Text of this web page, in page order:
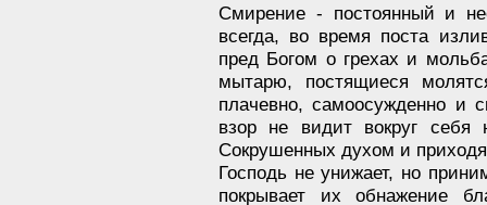
Смирение - постоянный и
всегда, во время поста
пред Богом о грехах и
мытарю, постящиеся
плачевно, самоосужденно и
взор не видит вокруг себя
Сокрушенных духом и
Господь не унижает, но
покрывает их обнажение